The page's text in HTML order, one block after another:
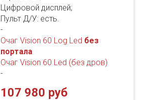
Цифровой дисплей;
Пульт Д/У: есть.
-
Очаг Vision 60 Log Led без
портала
Очаг Vision 60 Led (без дров)
-
107 980 руб